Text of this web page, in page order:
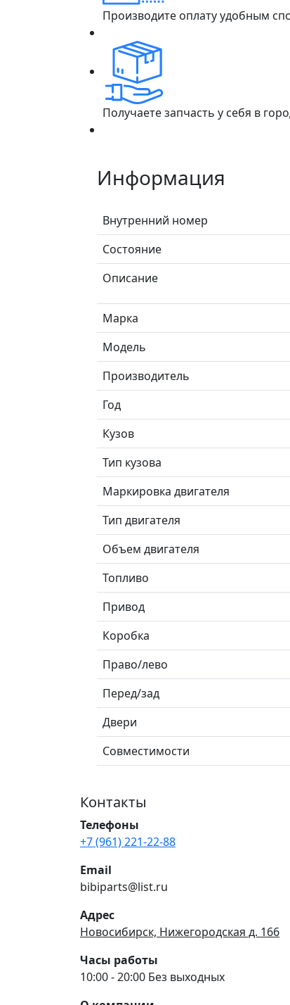
Производите оплату удобным
Получаете запчасть у себя в
Информация
Внутренний номер
Состояние
Описание
Марка
Модель
Производитель
Год
Кузов
Тип кузова
Маркировка двигателя
Тип двигателя
Объем двигателя
Топливо
Привод
Коробка
Право/лево
Перед/зад
Двери
Совместимости
Контакты
Телефоны
+7 (961) 221-22-88
Email
bibiparts@list.ru
Адрес
Новосибирск, Нижегородская д. 166
Часы работы
10:00 - 20:00 Без выходных